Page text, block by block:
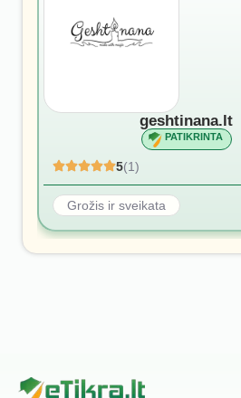
geshtinana.lt
PATIKRINTA
5(1)
Grožis ir sveikata